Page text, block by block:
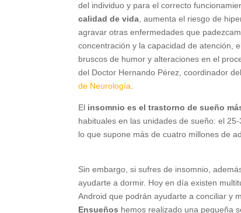
del individuo y para el correcto
calidad de vida , aumenta el riesgo de
agravar otras enfermedades que
concentración y la capacidad de atención,
bruscos de humor y alteraciones en el
del Doctor Hernando Pérez, coordinador
de Neurología
El insomnio es el trastorno de sueño
habituales en las unidades de sueño: el
lo que supone más de cuatro millones de
Sin embargo, si sufres de insomnio,
ayudarte a dormir. Hoy en día existen
Android que podrán ayudarte a conciliar y
Ensueños hemos realizado una pequeña